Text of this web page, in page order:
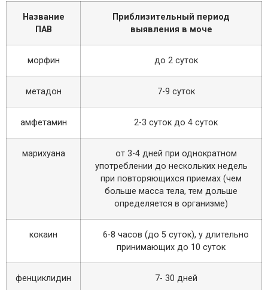
Название
ПАВ
Приблизительный период
выявления в моче
морфин до 2 суток
метадон 7-9 суток
амфетамин 2-3 суток до 4 суток
марихуана
от 3-4 дней при однократном
употреблении до нескольких недель
при повторяющихся приемах (чем
больше масса тела, тем дольше
определяется в организме)
кокаин
6-8 часов (до 5 суток), у длительно
принимающих до 10 суток
фенциклидин 7- 30 дней